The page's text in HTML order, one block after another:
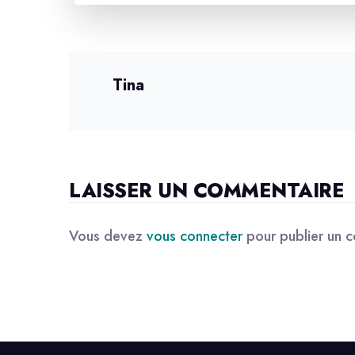
Tina
LAISSER UN COMMENTAIRE
Vous devez vous connecterpour publier un